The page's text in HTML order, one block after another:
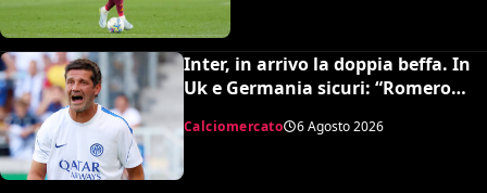
Inter, in arrivo la doppia beffa. In
Uk e Germania sicuri: “Romero
Calciomercato 6 Agosto 2026